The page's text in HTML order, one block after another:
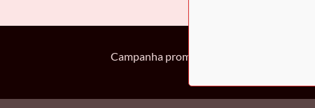
Campanha promocional. Descontos entre